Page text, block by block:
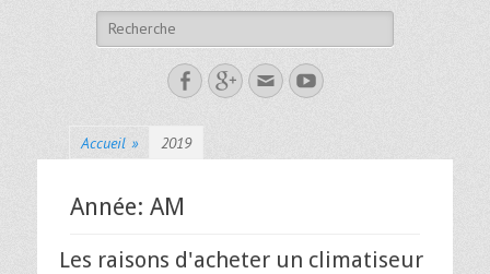
Accueil » 2019
Année: AM
Les raisons d'acheter un climatiseur